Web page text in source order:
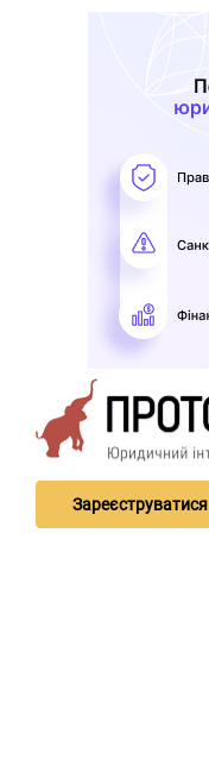
Зареєструватися